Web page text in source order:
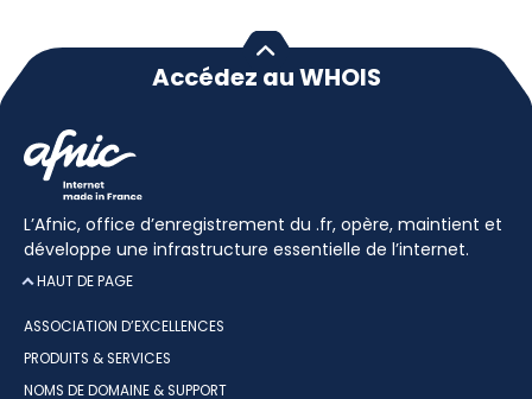
Accédez au WHOIS
L’Afnic, office d’enregistrement du .fr, opère, maintient et
développe une infrastructure essentielle de l’internet.
HAUT DE PAGE
ASSOCIATION D’EXCELLENCES
PRODUITS & SERVICES
NOMS DE DOMAINE & SUPPORT